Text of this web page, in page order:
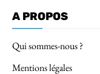
A PROPOS
Qui sommes-nous ?
Mentions légales